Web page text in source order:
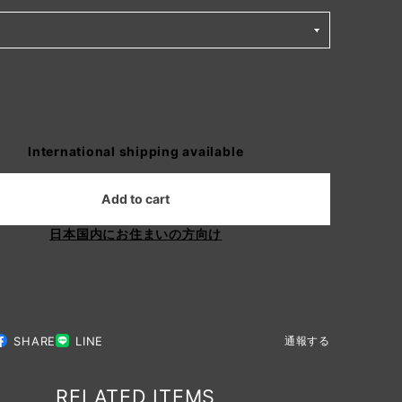
International shipping available
Add to cart
日本国内にお住まいの方向け
SHARE LINE 通報する
RELATED ITEMS